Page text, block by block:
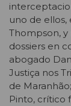
uno de
Thompson, y
dossiers en
abogado
Justiça nos
de
Pinto, crítico